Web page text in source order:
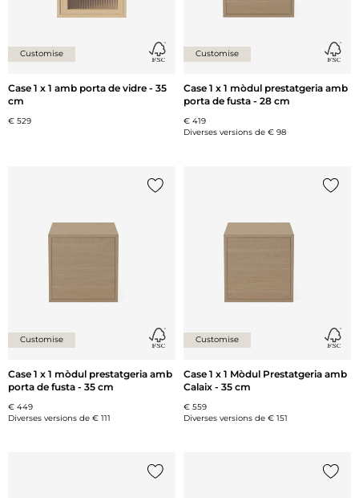
Customise
Case 1 x 1 amb porta de vidre - 35
cm
€ 529
Customise
Case 1 x 1 mòdul prestatgeria amb
porta de fusta - 28 cm
€ 419
Diverses versions de € 98
Customise
Case 1 x 1 mòdul prestatgeria amb
porta de fusta - 35 cm
€ 449
Diverses versions de € 111
Customise
Case 1 x 1 Mòdul Prestatgeria amb
Calaix - 35 cm
€ 559
Diverses versions de € 151